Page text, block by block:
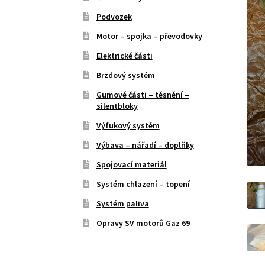
Podvozek
Motor – spojka – převodovky
Elektrické části
Brzdový systém
Gumové části – těsnění –
silentbloky
Výfukový systém
Výbava – nářadí – doplňky
Spojovací materiál
Systém chlazení – topení
Systém paliva
Opravy SV motorů Gaz 69